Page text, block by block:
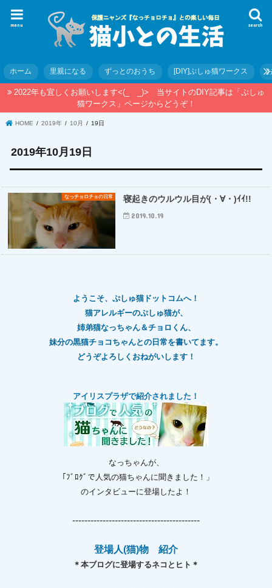
search
menu
ホーム 里親になる ずっとのおうち [DIY]ぷしゅ猫ワークス
2022年も宜しくお願いします<(_ _)> 当サイトのDIY記事は「ぷしゅ
猫ワークス」ページからどうぞ！
HOME 2019年 10月 19日
2019年10月19日
なっチョロチョの日常 寝起きのウルウル目が(・∀・)ｲｲ!!
2019.10.19
ようこそ、ぷしゅ猫ドットコムへ！
猫アレルギーのぷしゅ猫が、
姉弟猫なっちゃん＆チョロくん、
妹分の黒猫チョコちゃんとの日常を書いてます。
どうぞよろしくおねがいします！
アイリスプラザで紹介されました！
なっちゃんが、
「ﾌﾞﾛｸﾞで人気の猫ちゃんに聞きました！」
のインタビューに登場したよ！
------------------------------------------
登場人(猫)物 紹介
＊本ブログに登場するネコとヒト＊